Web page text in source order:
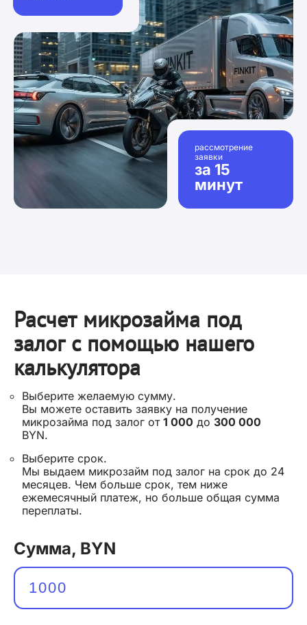
рассмотрение
заявки
за 15
минут
Расчет микрозайма под
залог с помощью нашего
калькулятора
Выберите желаемую сумму.
Вы можете оставить заявку на получение
микрозайма под залог от 1 000 до 300 000
BYN.
Выберите срок.
Мы выдаем микрозайм под залог на срок до 24
месяцев. Чем больше срок, тем ниже
ежемесячный платеж, но больше общая сумма
переплаты.
Сумма, BYN